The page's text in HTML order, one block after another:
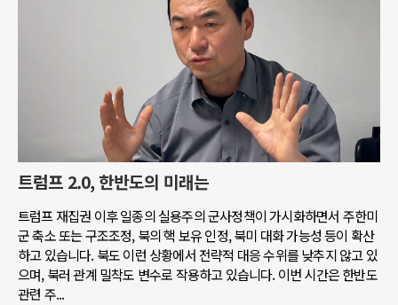
트럼프 2.0, 한반도의 미래는
트럼프 재집권 이후 일종의 실용주의 군사정책이 가시화하면서 주한미
군 축소 또는 구조조정, 북의 핵 보유 인정, 북미 대화 가능성 등이 확산
하고 있습니다. 북도 이런 상황에서 전략적 대응 수위를 낮추지 않고 있
으며, 북러 관계 밀착도 변수로 작용하고 있습니다. 이번 시간은 한반도
관련 주...